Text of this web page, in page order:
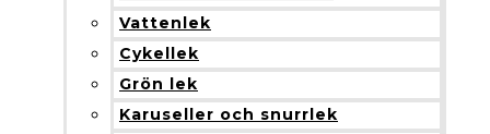
Vattenlek
Cykellek
Grön lek
Karuseller och snurrlek